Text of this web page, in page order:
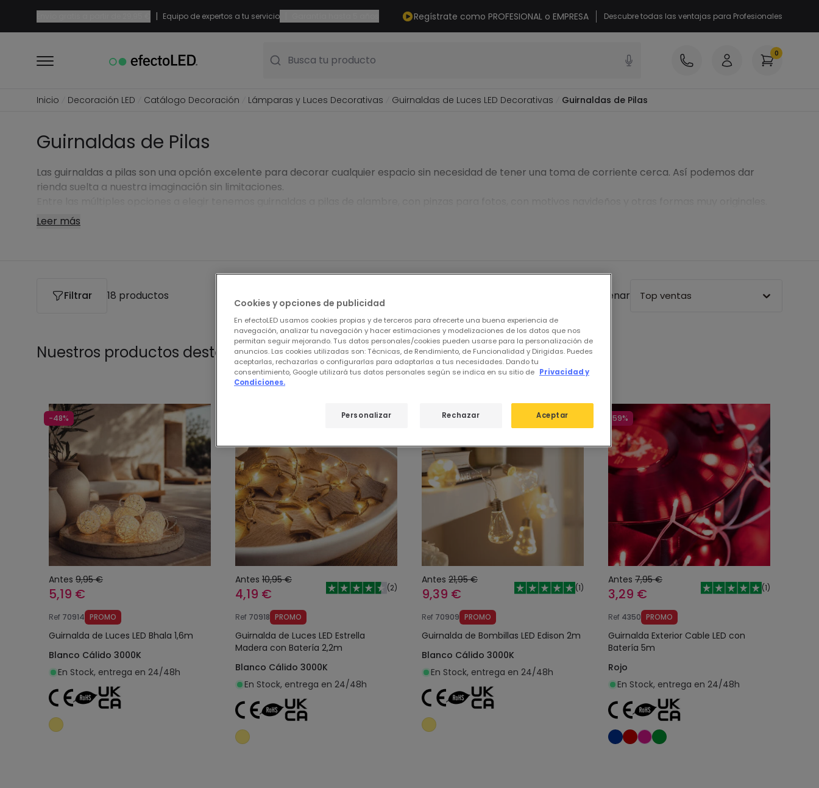
| Equipo de expertos a tu servicio Regístrate como PROFESIONAL o EMPRESA Descubre todas las ventajas para Profesionales
Busca tu producto 0
Inicio Decoración LED Catálogo Decoración Lámparas y Luces Decorativas Guirnaldas de Luces LED Decorativas Guirnaldas de Pilas
Guirnaldas de Pilas
Las guirnaldas a pilas son una opción excelente para decorar cualquier espacio sin necesidad de tener una toma de corriente cerca. Así podemos dar
rienda suelta a nuestra imaginación sin limitaciones.
Leer más
Filtrar 18 productos Ordenar Top ventas
Nuestros productos destacados deGuirnaldas de Pilas
-48%
Antes 9,95 €
5,19 €
Ref 70914 PROMO
Guirnalda de Luces LED Bhala 1,6m
Blanco Cálido 3000K
En Stock, entrega en 24/48h
Antes 10,95 €
4,19 € (2)
Ref 70918 PROMO
Guirnalda de Luces LED Estrella
Madera con Batería 2,2m
Blanco Cálido 3000K
En Stock, entrega en 24/48h
Antes 21,95 €
9,39 € (1)
Ref 70909 PROMO
Guirnalda de Bombillas LED Edison 2m
Blanco Cálido 3000K
En Stock, entrega en 24/48h
-59%
Antes 7,95 €
3,29 € (1)
Ref 4350 PROMO
Guirnalda Exterior Cable LED con
Batería 5m
Rojo
En Stock, entrega en 24/48h
Añadir al carrito
Cookies y opciones de publicidad
En efectoLED usamos cookies propias y de terceros para ofrecerte una buena experiencia de
navegación, analizar tu navegación y hacer estimaciones y modelizaciones de los datos que nos
permitan seguir mejorando. Tus datos personales/cookies pueden usarse para la personalización de
anuncios. Las cookies utilizadas son: Técnicas, de Rendimiento, de Funcionalidad y Dirigidas. Puedes
aceptarlas, rechazarlas o configurarlas para adaptarlas a tus necesidades. Dando tu
consentimiento, Google utilizará tus datos personales según se indica en su sitio de Privacidad y
Condiciones.
Rechazar Aceptar
Personalizar